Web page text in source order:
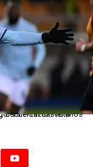
foto: esultanza gol Valentin Castellanos